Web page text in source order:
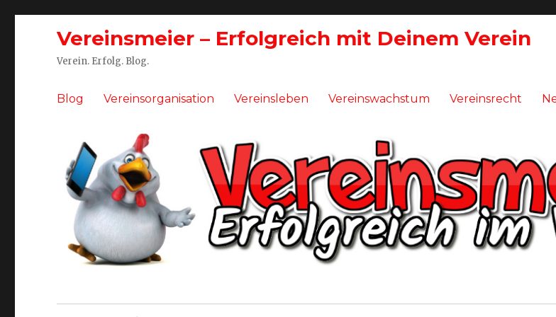
Vereinsmeier – Erfolgreich mit Deinem Verein
Verein. Erfolg. Blog.
Blog Vereinsorganisation Vereinsleben Vereinswachstum Vereinsrecht